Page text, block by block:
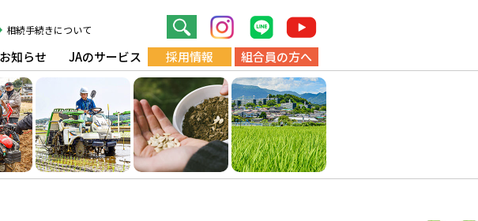
相続手続きについて
お知らせ JAのサービス 採用情報 組合員の方へ